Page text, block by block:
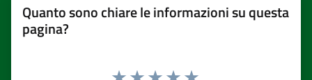
Quanto sono chiare le informazioni su questa
pagina?